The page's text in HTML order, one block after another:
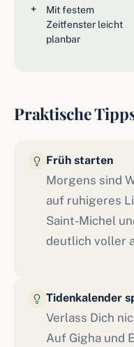
Mit festem
Zeitfenster leicht
planbar
Praktische
Früh starten
Morgens sind
auf ruhigeres
Saint-Michel
deutlich voller
Tidenkalender
Verlass Dich
Auf Gigha und